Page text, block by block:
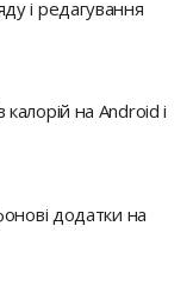
і редагування
на Android і
додатки на